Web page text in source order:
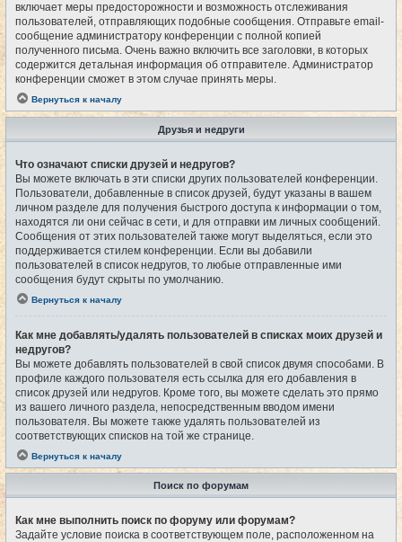
включает меры предосторожности и возможность отслеживания
пользователей, отправляющих подобные сообщения. Отправьте email-
сообщение администратору конференции с полной копией
полученного письма. Очень важно включить все заголовки, в которых
содержится детальная информация об отправителе. Администратор
конференции сможет в этом случае принять меры.
Вернуться к началу
Друзья и недруги
Что означают списки друзей и недругов?
Вы можете включать в эти списки других пользователей конференции.
Пользователи, добавленные в список друзей, будут указаны в вашем
личном разделе для получения быстрого доступа к информации о том,
находятся ли они сейчас в сети, и для отправки им личных сообщений.
Сообщения от этих пользователей также могут выделяться, если это
поддерживается стилем конференции. Если вы добавили
пользователей в список недругов, то любые отправленные ими
сообщения будут скрыты по умолчанию.
Вернуться к началу
Как мне добавлять/удалять пользователей в списках моих друзей и
недругов?
Вы можете добавлять пользователей в свой список двумя способами. В
профиле каждого пользователя есть ссылка для его добавления в
список друзей или недругов. Кроме того, вы можете сделать это прямо
из вашего личного раздела, непосредственным вводом имени
пользователя. Вы можете также удалять пользователей из
соответствующих списков на той же странице.
Вернуться к началу
Поиск по форумам
Как мне выполнить поиск по форуму или форумам?
Задайте условие поиска в соответствующем поле, расположенном на